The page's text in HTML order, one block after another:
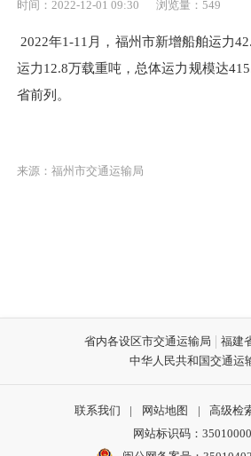
时间：2022-12-01 09:30 浏览量：549
2022年1-11 月， 福州市新增船舶运力
运力12.8万载重吨 ， 总体运力规模达
省前列 。
来源：福州市交通运输局
省内各设区市交通运输局
福建
中华人民共和国交通运
联系我们 | 网站地图 | 高级检
网站标识码：